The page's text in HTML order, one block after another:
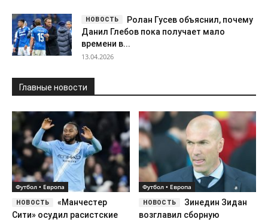
Ролан Гусев объяснил, почему
Данил Глебов пока получает мало
времени в...
13.04.2026
Главные новости
Футбол • Европа
«Манчестер
Сити» осудил расистские
Футбол • Европа
Зинедин Зидан
возглавил сборную